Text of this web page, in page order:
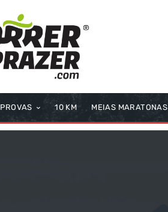
PROVAS 10 KM MEIAS MARATONAS